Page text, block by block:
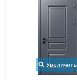
Увеличить